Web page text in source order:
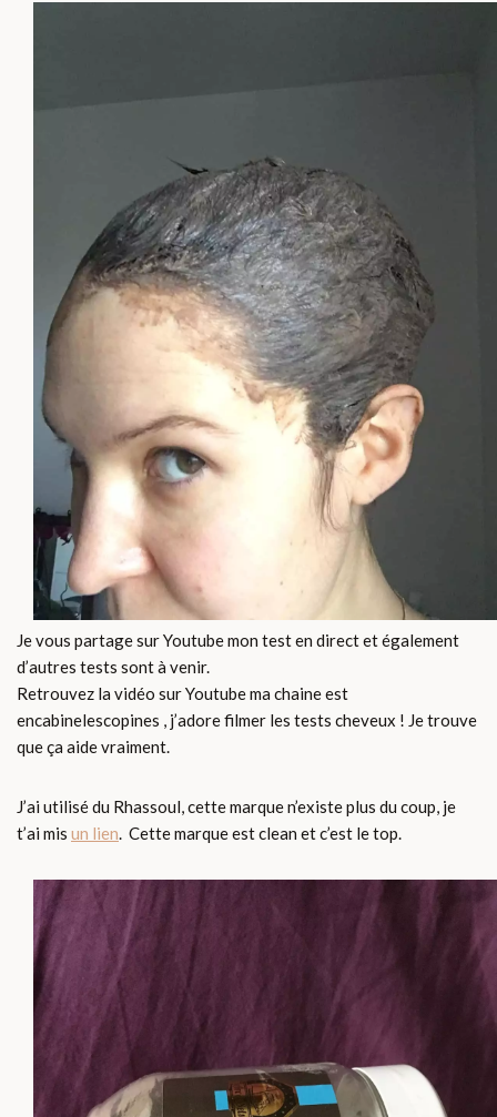
Je vous partage sur Youtube mon test en direct et également
d’autres tests sont à venir.
Retrouvez la vidéo sur Youtube ma chaine est
encabinelescopines , j’adore filmer les tests cheveux ! Je trouve
que ça aide vraiment.
J’ai utilisé du Rhassoul, cette marque n’existe plus du coup, je
t’ai mis un lien. Cette marque est clean et c’est le top.